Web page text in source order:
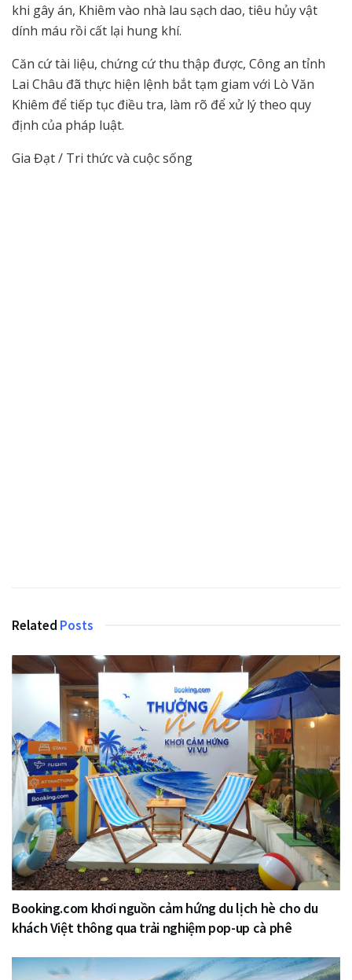
khi gây án, Khiêm vào nhà lau sạch dao, tiêu hủy vật
dính máu rồi cất lại hung khí.
Căn cứ tài liệu, chứng cứ thu thập được, Công an tỉnh
Lai Châu đã thực hiện lệnh bắt tạm giam với Lò Văn
Khiêm để tiếp tục điều tra, làm rõ để xử lý theo quy
định của pháp luật.
Gia Đạt / Tri thức và cuộc sống
Related Posts
Booking.com khơi nguồn cảm hứng du lịch hè cho du
khách Việt thông qua trải nghiệm pop-up cà phê